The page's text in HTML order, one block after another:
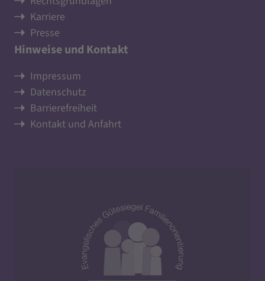
Karriere
Presse
Hinweise und Kontakt
Impressum
Datenschutz
Barrierefreiheit
Kontakt und Anfahrt